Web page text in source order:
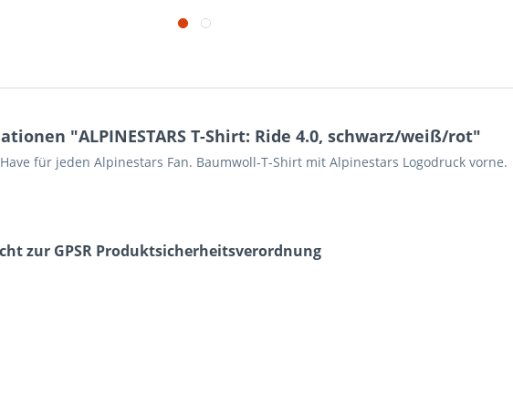
"ALPINESTARS T-Shirt: Ride 4.0, schwarz/weiß/rot"
für jeden Alpinestars Fan. Baumwoll-T-Shirt mit Alpinestars Logodruck vorne.
zur GPSR Produktsicherheits­verordnung